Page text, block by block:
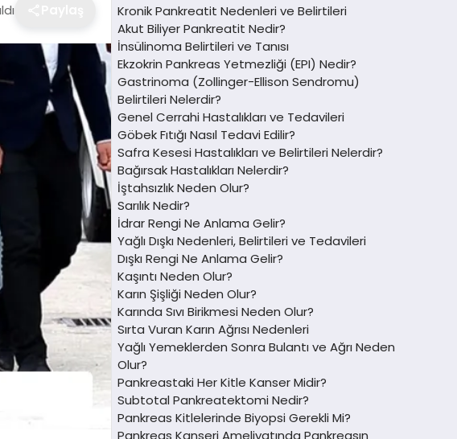
Kronik Pankreatit Nedenleri ve Belirtileri
Akut Biliyer Pankreatit Nedir?
İnsülinoma Belirtileri ve Tanısı
Ekzokrin Pankreas Yetmezliği (EPI) Nedir?
Gastrinoma (Zollinger-Ellison Sendromu)
Belirtileri Nelerdir?
Genel Cerrahi Hastalıkları ve Tedavileri
Göbek Fıtığı Nasıl Tedavi Edilir?
Safra Kesesi Hastalıkları ve Belirtileri Nelerdir?
Bağırsak Hastalıkları Nelerdir?
İştahsızlık Neden Olur?
Sarılık Nedir?
İdrar Rengi Ne Anlama Gelir?
Yağlı Dışkı Nedenleri, Belirtileri ve Tedavileri
Dışkı Rengi Ne Anlama Gelir?
Kaşıntı Neden Olur?
Karın Şişliği Neden Olur?
Karında Sıvı Birikmesi Neden Olur?
Sırta Vuran Karın Ağrısı Nedenleri
Yağlı Yemeklerden Sonra Bulantı ve Ağrı Neden
Olur?
Pankreastaki Her Kitle Kanser Midir?
Subtotal Pankreatektomi Nedir?
Pankreas Kitlelerinde Biyopsi Gerekli Mi?